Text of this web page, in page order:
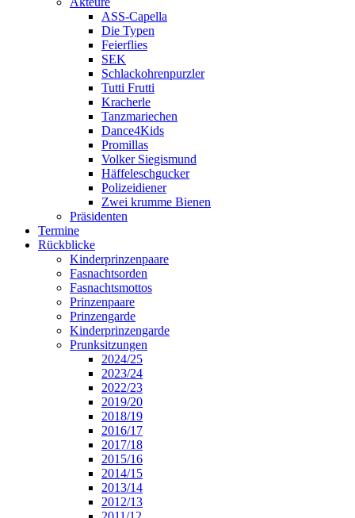
ASS-Capella
Die Typen
Feierflies
SEK
Schlackohrenpurzler
Tutti Frutti
Kracherle
Tanzmariechen
Dance4Kids
Promillas
Volker Siegismund
Häffeleschgucker
Polizeidiener
Zwei krumme Bienen
Präsidenten
Termine
Rückblicke
Kinderprinzenpaare
Fasnachtsorden
Fasnachtsmottos
Prinzenpaare
Prinzengarde
Kinderprinzengarde
Prunksitzungen
2024/25
2023/24
2022/23
2019/20
2018/19
2016/17
2017/18
2015/16
2014/15
2013/14
2012/13